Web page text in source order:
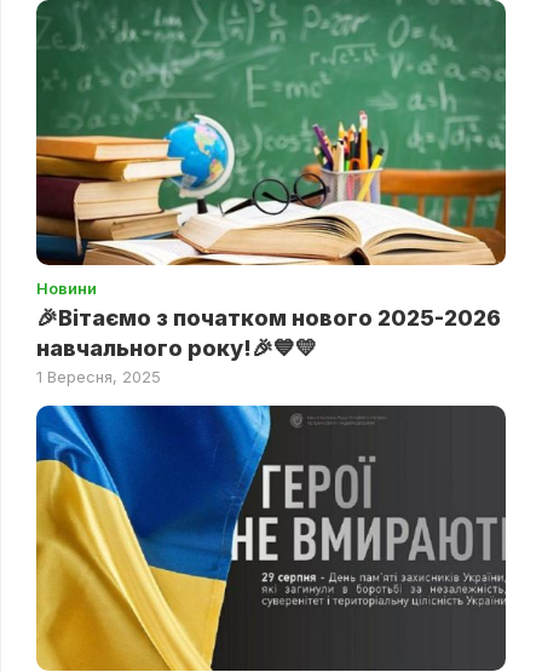
Новини
🎉Вітаємо з початком нового 2025-2026
навчального року!🎉💙💛
1 Вересня, 2025